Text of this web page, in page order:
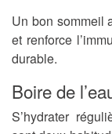
Un bon sommeil
et renforce
durable.
Boire de
S’hydrater